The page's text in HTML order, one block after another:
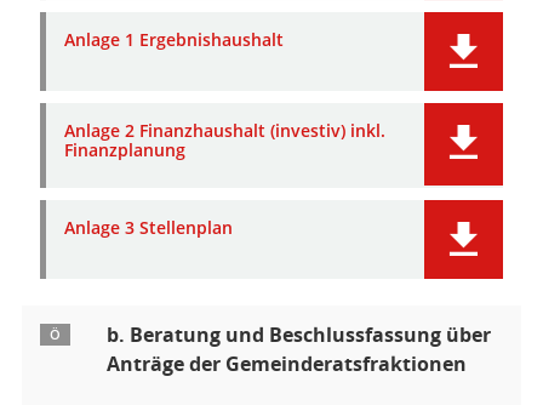
Anlage 1 Ergebnishaushalt
Anlage 2 Finanzhaushalt (investiv) inkl.
Finanzplanung
Anlage 3 Stellenplan
Ö
b. Beratung und Beschlussfassung über
Anträge der Gemeinderatsfraktionen